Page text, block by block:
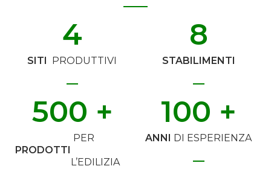
SITI PRODUTTIVI
4
STABILIMENTI
8
PRODOTTI
PER
L’EDILIZIA
500 +
ANNI DI ESPERIENZA
100 +